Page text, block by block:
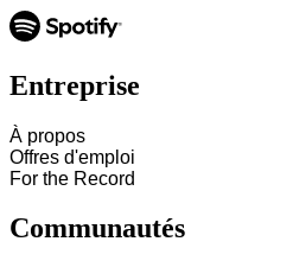
Entreprise
À propos
Offres d'emploi
For the Record
Communautés